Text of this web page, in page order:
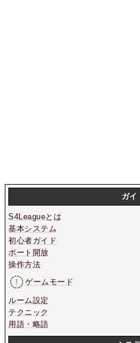
ガイ
S4Leagueとは
基本システム
初心者ガイド
ポート開放
操作方法
ゲームモード
ルーム設定
テクニック
用語・略語